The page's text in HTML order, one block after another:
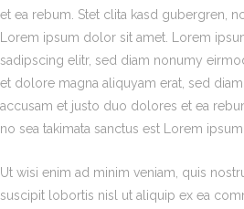
et ea rebum. Stet clita kasd gubergren,
Lorem ipsum dolor sit amet. Lorem
sadipscing elitr, sed diam nonumy
et dolore magna aliquyam erat, sed
accusam et justo duo dolores et ea
no sea takimata sanctus est Lorem
Ut wisi enim ad minim veniam, quis
suscipit lobortis nisl ut aliquip ex ea